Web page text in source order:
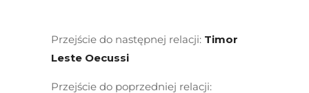
Przejście do następnej relacji: Timor
Leste Oecussi
Przejście do poprzedniej relacji: